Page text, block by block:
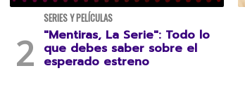
SERIES Y PELÍCULAS
"Mentiras, La Serie": Todo lo
que debes saber sobre el
esperado estreno